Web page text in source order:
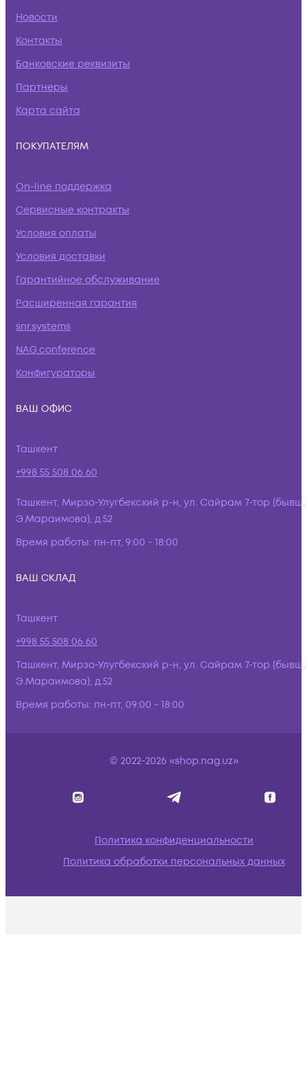
Новости
Контакты
Банковские реквизиты
Партнеры
Карта сайта
ПОКУПАТЕЛЯМ
On-line поддержка
Сервисные контракты
Условия оплаты
Условия доставки
Гарантийное обслуживание
Расширенная гарантия
snr.systems
NAG.conference
Конфигураторы
ВАШ ОФИС
Ташкент
+998 55 508 06 60
Ташкент, Мирзо-Улугбекский р-н, ул. Сайрам 7-тор (бывш.
Э.Мараимова), д.52
Время работы: пн-пт, 9:00 - 18:00
ВАШ СКЛАД
Ташкент
+998 55 508 06 60
Ташкент, Мирзо-Улугбекский р-н, ул. Сайрам 7-тор (бывш.
Э.Мараимова), д.52
Время работы: пн-пт, 09:00 - 18:00
© 2022-2026 «shop.nag.uz»
Политика конфиденциальности
Политика обработки персональных данных